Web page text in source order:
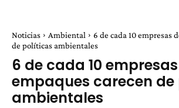
Noticias Ambiental
6 de cada 10 empresas
de políticas ambientales
6 de cada 10
empaques carecen
ambientales